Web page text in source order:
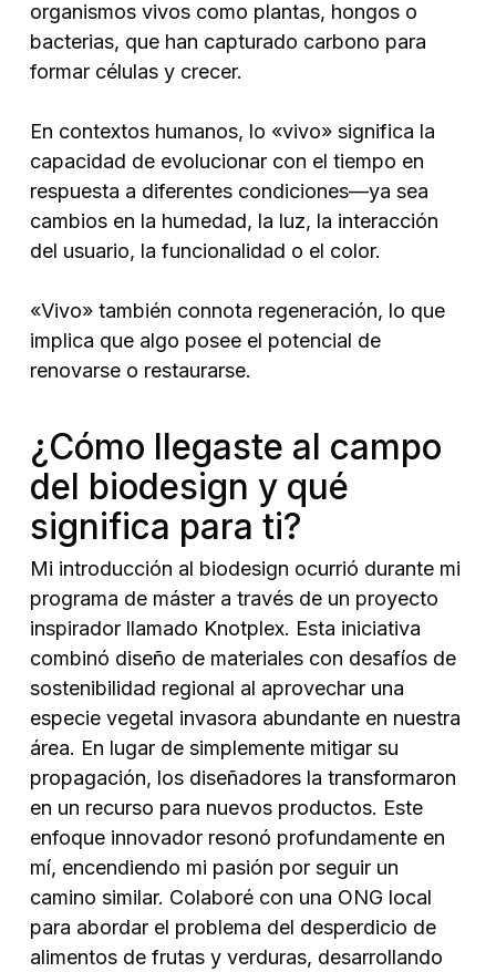
organismos vivos como plantas, hongos o
bacterias, que han capturado carbono para
formar células y crecer.
En contextos humanos, lo «vivo» significa la
capacidad de evolucionar con el tiempo en
respuesta a diferentes condiciones—ya sea
cambios en la humedad, la luz, la interacción
del usuario, la funcionalidad o el color.
«Vivo» también connota regeneración, lo que
implica que algo posee el potencial de
renovarse o restaurarse.
¿Cómo llegaste al campo
del biodesign y qué
significa para ti?
Mi introducción al biodesign ocurrió durante mi
programa de máster a través de un proyecto
inspirador llamado Knotplex. Esta iniciativa
combinó diseño de materiales con desafíos de
sostenibilidad regional al aprovechar una
especie vegetal invasora abundante en nuestra
área. En lugar de simplemente mitigar su
propagación, los diseñadores la transformaron
en un recurso para nuevos productos. Este
enfoque innovador resonó profundamente en
mí, encendiendo mi pasión por seguir un
camino similar. Colaboré con una ONG local
para abordar el problema del desperdicio de
alimentos de frutas y verduras, desarrollando